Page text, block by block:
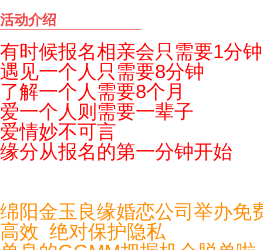
活动介绍
有时候报名相亲会只需要1分钟
遇见一个人只需要8分钟
了解一个人需要8个月
爱一个人则需要一辈子
爱情妙不可言
缘分从报名的第一分钟开始
绵阳金玉良缘婚恋公司举办免
高效 绝对保护隐私